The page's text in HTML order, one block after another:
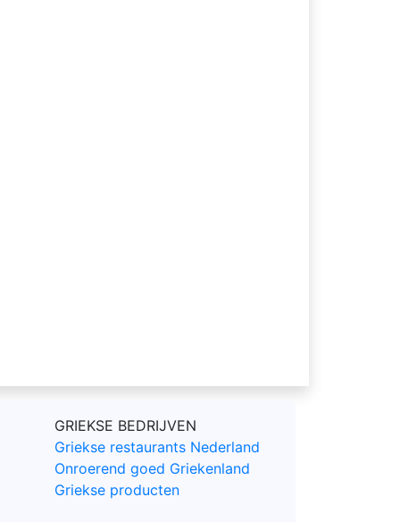
GRIEKSE BEDRIJVEN
Griekse restaurants Nederland
Onroerend goed Griekenland
Griekse producten